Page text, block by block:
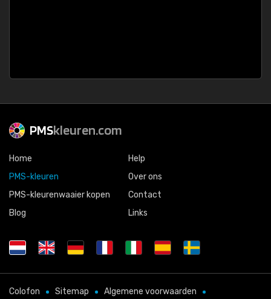
PMSkleuren.com
Home
PMS-kleuren
PMS-kleurenwaaier kopen
Blog
Help
Over ons
Contact
Links
Colofon Sitemap Algemene voorwaarden